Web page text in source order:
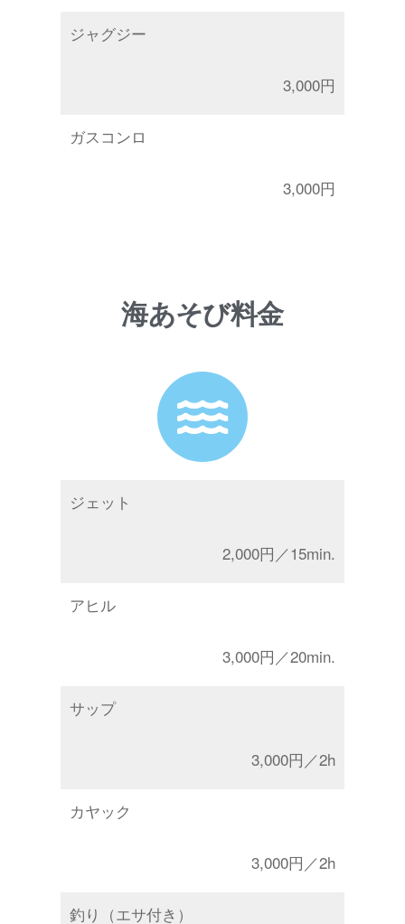
ジャグジー
3,000円
ガスコンロ
3,000円
海あそび料金
ジェット
2,000円／15min.
アヒル
3,000円／20min.
サップ
3,000円／2h
カヤック
3,000円／2h
釣り（エサ付き）